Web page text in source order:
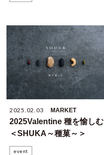
2025.02.03 MARKET
2025Valentine 種を愉しむ
＜SHUKA～種菓～＞
event